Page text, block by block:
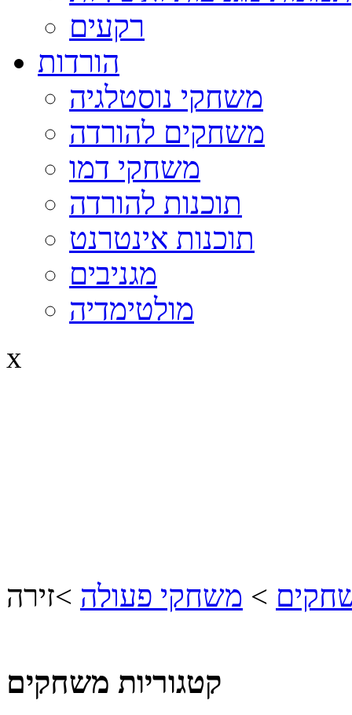
רקעים
הורדות
משחקי נוסטלגיה
משחקים להורדה
משחקי דמו
תוכנות להורדה
תוכנות אינטרנט
מגניבים
מולטימדיה
x
> משחקי פעולה >זירה
קטגוריות משחקים